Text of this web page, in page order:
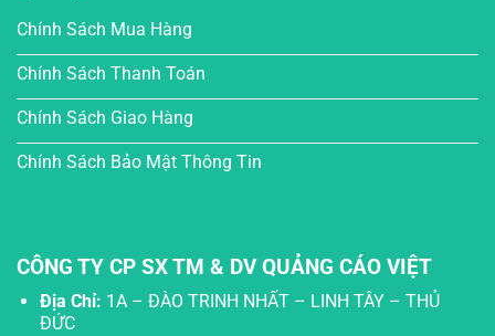
Chính Sách Mua Hàng
Chính Sách Thanh Toán
Chính Sách Giao Hàng
Chính Sách Bảo Mật Thông Tin
CÔNG TY CP SX TM & DV QUẢNG CÁO VIỆT
Địa Chỉ: 1A – ĐÀO TRINH NHẤT – LINH TÂY – THỦ
ĐỨC